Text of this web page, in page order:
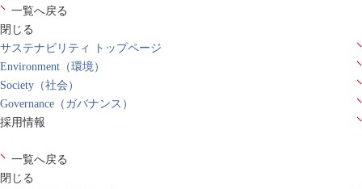
一覧へ戻る
閉じる
サステナビリティ トップページ
Environment（環境）
Society（社会）
Governance（ガバナンス）
採用情報
一覧へ戻る
閉じる